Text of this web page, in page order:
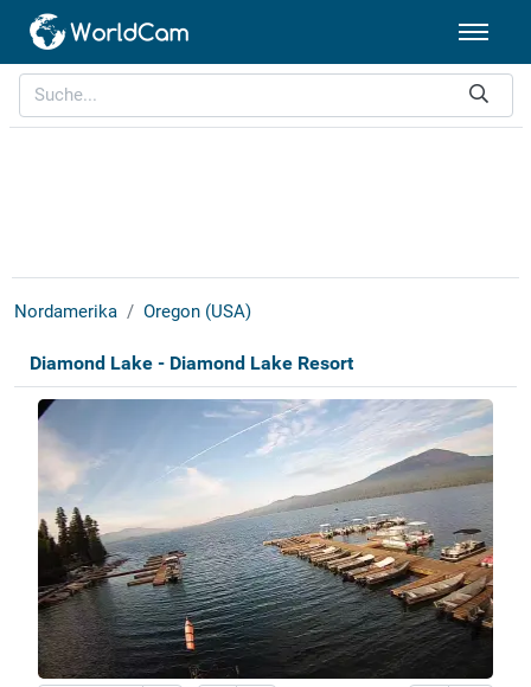
Nordamerika Oregon (USA)
Diamond Lake - Diamond Lake Resort